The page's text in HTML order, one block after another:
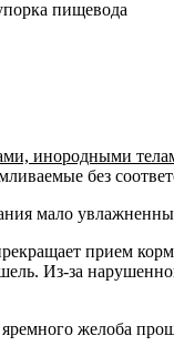
пищевода
инородными
без
мало
прием
Из-за
желоба